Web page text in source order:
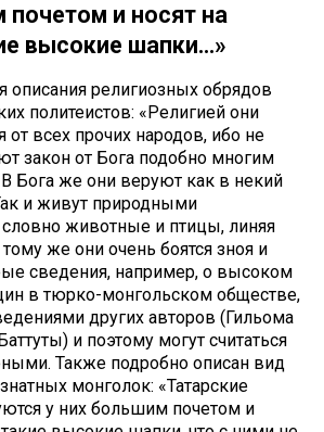
и носят на
высокие шапки…»
описания религиозных обрядов
политеистов: «Религией они
от всех прочих народов, ибо не
закон от Бога подобно многим
Бога же они веруют как в некий
и живут природными
животные и птицы, линяя
же они очень боятся зноя и
сведения, например, о высоком
в тюрко-монгольском обществе,
других авторов (Гильома
и поэтому могут считаться
Также подробно описан вид
монголок: «Татарские
у них большим почетом и